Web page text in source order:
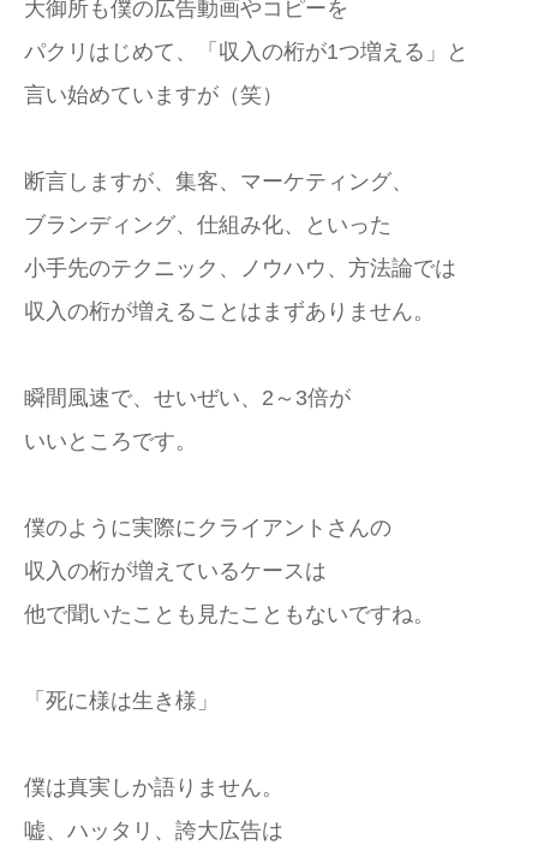
大御所も僕の広告動画やコピーを
パクリはじめて、「収入の桁が1つ増える」と
言い始めていますが（笑）
断言しますが、集客、マーケティング、
ブランディング、仕組み化、といった
小手先のテクニック、ノウハウ、方法論では
収入の桁が増えることはまずありません。
瞬間風速で、せいぜい、2～3倍が
いいところです。
僕のように実際にクライアントさんの
収入の桁が増えているケースは
他で聞いたことも見たこともないですね。
「死に様は生き様」
僕は真実しか語りません。
嘘、ハッタリ、誇大広告は